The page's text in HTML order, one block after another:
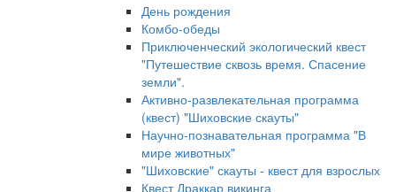
День рождения
Комбо-обеды
Приключенческий экологический квест
"Путешествие сквозь время. Спасение
земли".
Активно-развлекательная программа
(квест) "Шиховские скауты"
Научно-познавательная программа "В
мире животных"
"Шиховские" скауты - квест для взрослых
Квест Драккар викинга